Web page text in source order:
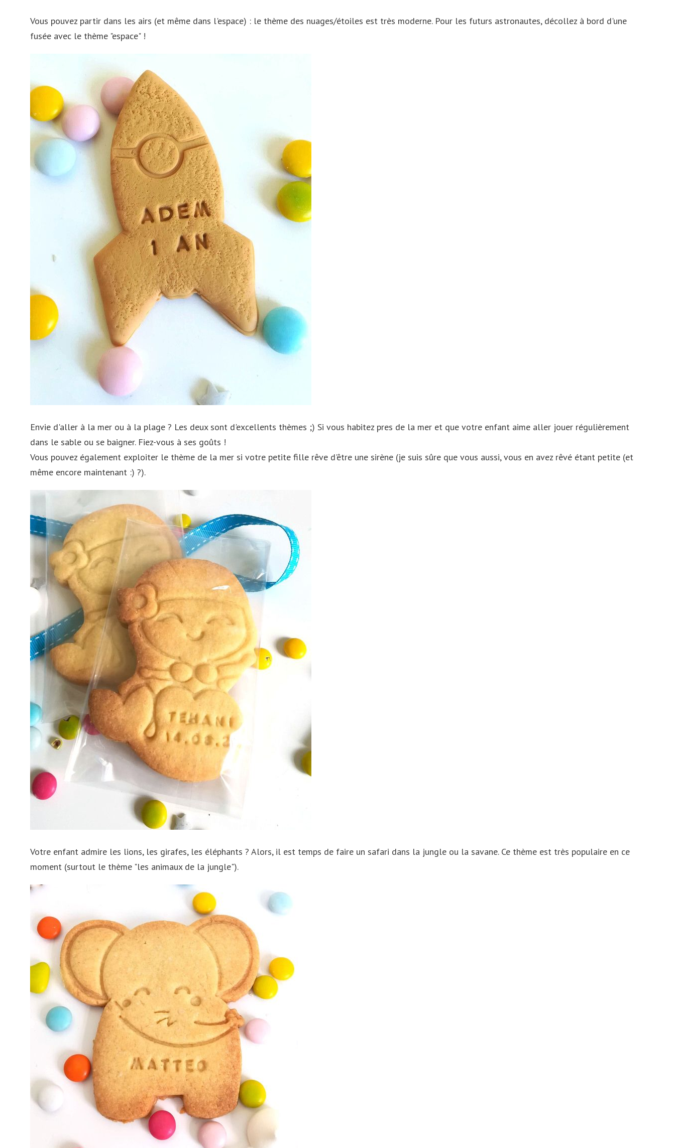
Danemark
Vous pouvez partir dans les airs (et même dans l'espace) : le thème des nuages/étoiles est très moderne. Pour les futurs astronautes, décollez à bord d'une
fusée avec le thème "espace" !
Envie d'aller à la mer ou à la plage ? Les deux sont d'excellents thèmes ;) Si vous habitez pres de la mer et que votre enfant aime aller jouer régulièrement
dans le sable ou se baigner. Fiez-vous à ses goûts !
Vous pouvez également exploiter le thème de la mer si votre petite fille rêve d'être une sirène (je suis sûre que vous aussi, vous en avez rêvé étant petite (et
même encore maintenant :) ?).
Votre enfant admire les lions, les girafes, les éléphants ? Alors, il est temps de faire un safari dans la jungle ou la savane. Ce thème est très populaire en ce
moment (surtout le thème "les animaux de la jungle").